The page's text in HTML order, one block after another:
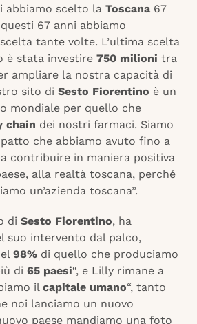
abbiamo scelto la Toscana 67
67 anni abbiamo
tante volte. L’ultima scelta
è stata investire 750 milioni tra
ampliare la nostra capacità di
sito di Sesto Fiorentino è un
mondiale per quello che
chain dei nostri farmaci. Siamo
che abbiamo avuto fino a
contribuire in maniera positiva
alla realtà toscana, perché
un’azienda toscana”.
di Sesto Fiorentino, ha
suo intervento dal palco,
98% di quello che produciamo
di 65 paesi“, e Lilly rimane a
il capitale umano“, tanto
noi lanciamo un nuovo
paese mandiamo una foto